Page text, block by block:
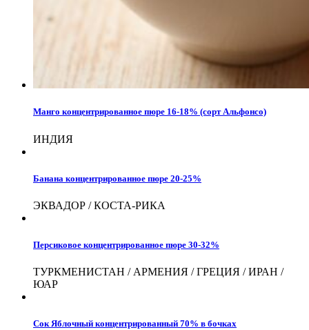
Манго концентрированное пюре 16-18% (сорт Альфонсо)
ИНДИЯ
Банана концентрированное пюре 20-25%
ЭКВАДОР / КОСТА-РИКА
Персиковое концентрированное пюре 30-32%
ТУРКМЕНИСТАН / АРМЕНИЯ / ГРЕЦИЯ / ИРАН /
ЮАР
Сок Яблочный концентрированный 70% в бочках